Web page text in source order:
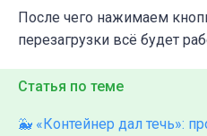
После чего нажимаем
перезагрузки всё будет
Статья по теме
🐳 «Контейнер дал течь»: